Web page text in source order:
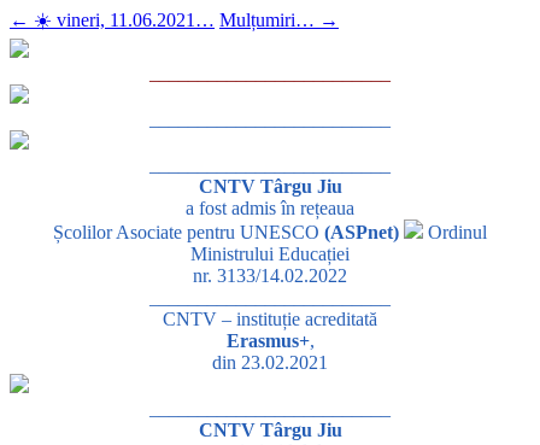
← ☀️ vineri, 11.06.2021… Mulțumiri… →
CNTV Târgu Jiu
a fost admis în rețeaua
Școlilor Asociate pentru UNESCO (ASPnet)
Ordinul
Ministrului Educației
nr. 3133/14.02.2022
CNTV – instituție acreditată
Erasmus+,
din 23.02.2021
CNTV Târgu Jiu